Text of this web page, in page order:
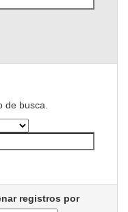
de busca.
registros por